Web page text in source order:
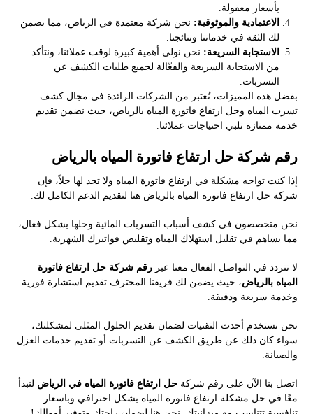
بأسعار معقولة.
الاعتمادية والموثوقية: نحن شركة معتمدة في الرياض، مما يضمن
لك الثقة في خدماتنا ونتائجنا.
الاستجابة السريعة: نحن نولي أهمية كبيرة لوقت عملائنا، ونتأكد
من الاستجابة السريعة والفعّالة لجميع طلبات الكشف عن
التسربات.
بفضل هذه المميزات، نُعتبر من الشركات الرائدة في مجال كشف
تسرب المياه وحل ارتفاع فاتورة المياه بالرياض، حيث نضمن تقديم
خدمة ممتازة تلبي احتياجات عملائنا.
رقم شركة حل ارتفاع فاتورة المياه بالرياض
إذا كنت تواجه مشكلة في ارتفاع فاتورة المياه ولا تجد لها حلاً، فإن
شركة حل ارتفاع فاتورة المياه بالرياض هنا لتقديم الدعم الكامل لك.
نحن متخصصون في كشف أسباب التسربات المائية وحلها بشكل فعال،
مما يساهم في تقليل استهلاك المياه وتقليص فواتيرك الشهرية.
لا تتردد في التواصل الفعال معنا عبررقم شركة حل ارتفاع فاتورة
المياه بالرياض، حيث يضمن لك فريقنا المحترف تقديم استشارة فورية
وخدمة سريعة ودقيقة.
نحن نستخدم أحدث التقنيات لضمان تقديم الحلول المثلى لمشكلتك،
سواء كان ذلك عن طريق الكشف عن التسربات أو تقديم خدمات العزل
والصيانة.
اتصل بنا الآن على رقم شركةحل ارتفاع فاتورة المياه في الرياض لنبدأ
معًا في حل مشكلة ارتفاع فاتورة المياه بشكل احترافي وباسعار